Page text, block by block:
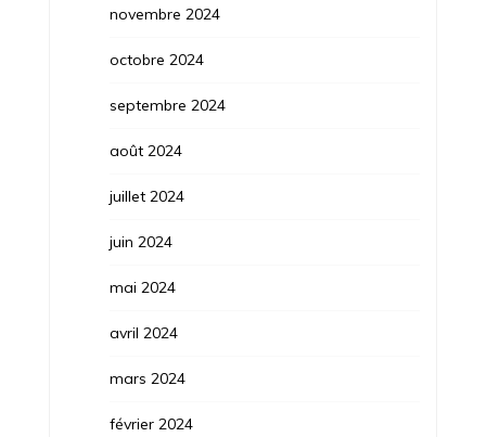
novembre 2024
octobre 2024
septembre 2024
août 2024
juillet 2024
juin 2024
mai 2024
avril 2024
mars 2024
février 2024